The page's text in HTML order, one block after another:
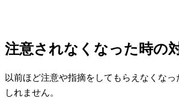
注意されなくなった時の
以前ほど注意や指摘をしてもらえなくなっ
しれません。